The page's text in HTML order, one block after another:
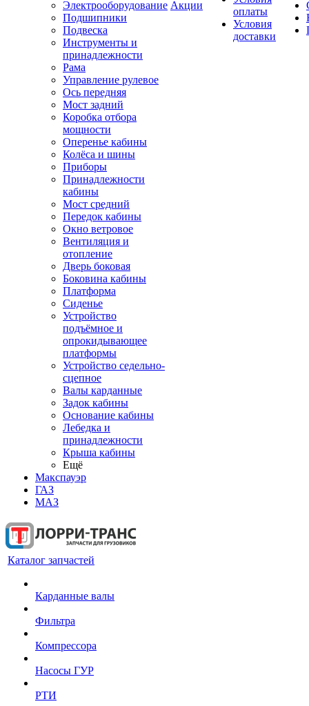
Электрооборудование
Подшипники
Подвеска
Инструменты и
принадлежности
Рама
Управление рулевое
Ось передняя
Мост задний
Коробка отбора
мощности
Оперенье кабины
Колёса и шины
Приборы
Принадлежности
кабины
Мост средний
Передок кабины
Окно ветровое
Вентиляция и
отопление
Дверь боковая
Боковина кабины
Платформа
Сиденье
Устройство
подъёмное и
опрокидывающее
платформы
Устройство седельно-
сцепное
Валы карданные
Задок кабины
Основание кабины
Лебедка и
принадлежности
Крыша кабины
Ещё
Макспауэр
ГАЗ
МАЗ
Акции
оплаты
Условия
доставки
Каталог запчастей
Карданные валы
Фильтра
Компрессора
Насосы ГУР
РТИ